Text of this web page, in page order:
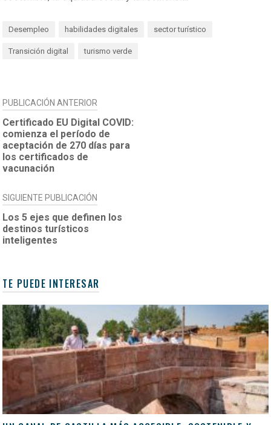
Desempleo habilidades digitales sector turístico
Transición digital turismo verde
NAVEGACIÓN
DE
ENTRADAS
PUBLICACIÓN ANTERIOR
Certificado EU Digital COVID:
comienza el período de
aceptación de 270 días para
los certificados de
vacunación
SIGUIENTE PUBLICACIÓN
Los 5 ejes que definen los
destinos turísticos
inteligentes
TE PUEDE INTERESAR